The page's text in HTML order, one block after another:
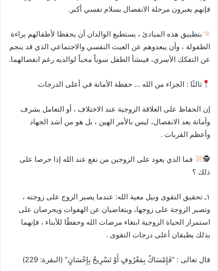
فإنهم يعبرون مرحلة الانفصال بسلام نفسي أكبر.
بتطبيق هذه المبادئ ، يستطيع الوالدان أن يحفظا لأطفالهم براءة
الطفولة ، وأن يبعدوهم عن العبث النفسي والاجتماعي الذي قد ينجم
عن التفكك الأسري، فينشأ الطفل سوياً محباً لوالديه رغم انفصالهما.
ثالثًا : الجزاء من الله … حفظة الأمانة في أعلى الدرجات
إن الحفاظ على العلاقة الزوجية عند الاختلاف ، أو التعامل بشرف
وأمانة بعد الانفصال، ليس بالأمر الهين ، بل هو من أشد الجهاد
وأعظم القربات .
🕵
فما الذي يعود على الزوجين من نفع عند الله إذا حرصا على
ذلك ؟
١ـ تحقيق التقوى ونيل معية الله: عندما يصبر الزوج على زوجته ،
وتصبر الزوجة على زوجها، ويتغاضيان عن الهفوات ويحرصان على
استمرار الحياة الزوجية ابتغاء مرضات الله وحفظًا للأبناء ، فإنهما
بذلك يطبقان أعلى درجات التقوى .
قال تعالى : “فَإِمْسَاكٌ بِمَعْرُوفٍ أَوْ تَسْرِيحٌ بِإِحْسَانٍ” (البقرة: 229)